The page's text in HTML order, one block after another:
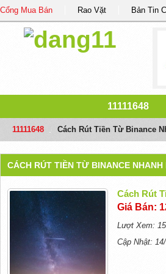
Cổng Mua Bán Rao Vặt Bản Tin
11111648
11111648 Cách Rút Tiền Từ Binance
CÁCH RÚT TIỀN TỪ BINANCE NHANH
Cách Rút
Giá Bán:
Lượt Xem:
Cập Nhật: